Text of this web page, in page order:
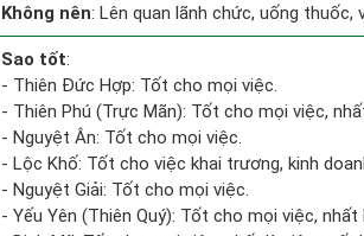
Không nên: Lên quan lãnh chức, uống thuốc,
Sao tốt:
- Thiên Đức Hợp: Tốt cho mọi việc.
- Thiên Phú (Trực Mãn): Tốt cho mọi việc,
- Nguyệt Ân: Tốt cho mọi việc.
- Lộc Khố: Tốt cho việc khai trương, kinh
- Nguyệt Giải: Tốt cho mọi việc.
- Yếu Yên (Thiên Quý): Tốt cho mọi việc,